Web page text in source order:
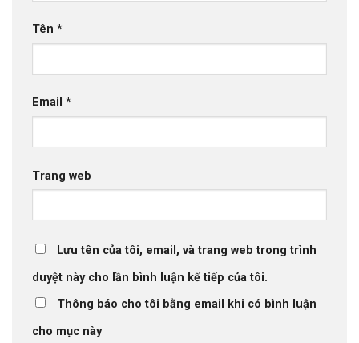
Tên *
Email *
Trang web
Lưu tên của tôi, email, và trang web trong trình
duyệt này cho lần bình luận kế tiếp của tôi.
Thông báo cho tôi bằng email khi có bình luận
cho mục này